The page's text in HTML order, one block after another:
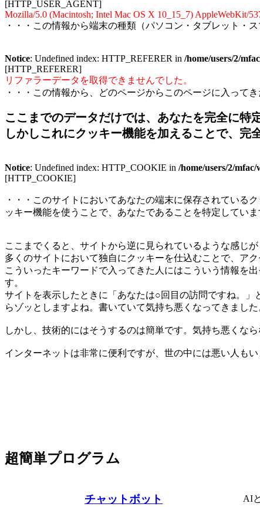
[HTTP_USER_AGENT]
Mozilla/5.0 (Macintosh; Intel Mac OS X 10_15_7) AppleWebKit/
・・・この情報から端末の種類（パソコン・タブレット・
Notice: Undefined index: HTTP_REFERER in /home/users/2/
[HTTP_REFERER]
リファラーデータを取得できませんでした。
・・・この情報から、どのページからこのページに入って
ここまでのデータだけでは、あなたを完全に特
しかしこれにクッキー機能を加えることで、完
Notice: Undefined index: HTTP_COOKIE in /home/users/2/
[HTTP_COOKIE]
・・・このサイトにおいてあなたの端末に保存されている
ッキー機能を使うことで、あなたであることを特定してい
ここまでくると、サイトから逆に見られているような感じ
多くのサイトにおいて独自にクッキーを仕込むことで、ア
こういったキーワードで入ってきた人にはこういう情報を
す。
サイトを表示したときに「あなたは○回目の訪問ですね。
らゾッとしますよね。書いていて気持ち悪くなってきました
しかし、技術的にはそうするのは簡単です。気持ち悪くな
インターネットは非常に便利ですが、世の中には悪い人もい
超簡単プログラム
チャットボット AI